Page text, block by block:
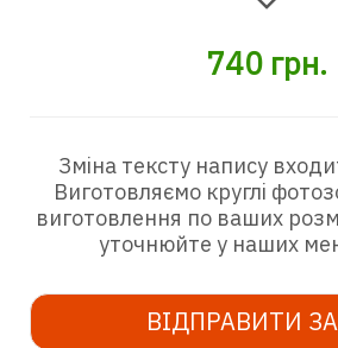
740 грн.
Зміна тексту напису
Виготовляємо круглі
виготовлення по ваших
уточнюйте у наших
ВІДПРАВИТИ